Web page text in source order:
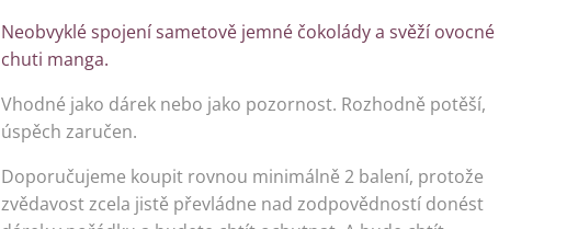
Neobvyklé spojení sametově jemné čokolády a svěží ovocné
chuti manga.
Vhodné jako dárek nebo jako pozornost. Rozhodně potěší,
úspěch zaručen.
Doporučujeme koupit rovnou minimálně 2 balení, protože
zvědavost zcela jistě převládne nad zodpovědností donést